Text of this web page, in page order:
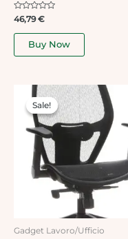
Rated
0
out
46,79€
Buy Now
Sale!
Sale!
Gadget Lavoro/Ufficio
Original
price
was:
400,90 €.
Current
price
is:
334,99 €.